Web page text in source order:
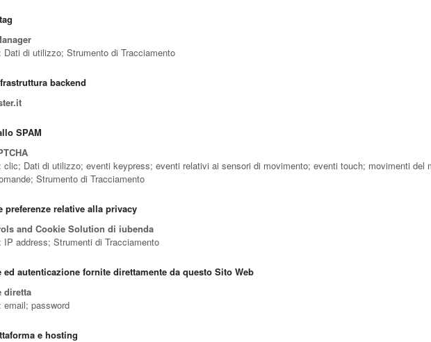
Dati di utilizzo; Strumento di Tracciamento
backend
SPAM
clic; Dati di utilizzo; eventi keypress; eventi relativi ai sensori di movimento; eventi touch; movimenti del
Strumento di Tracciamento
preferenze relative alla privacy
and Cookie Solution di iubenda
IP address; Strumenti di Tracciamento
ed autenticazione fornite direttamente da questo Sito Web
diretta
email; password
e hosting